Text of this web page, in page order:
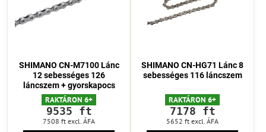
SHIMANO CN-M7100 Lánc
12 sebességes 126
láncszem + gyorskapocs
RAKTÁRON 6+
9535 ft
7508 ft excl. ÁFA
SHIMANO CN-HG71 Lánc 8
sebességes 116 láncszem
RAKTÁRON 6+
7178 ft
5652 ft excl. ÁFA